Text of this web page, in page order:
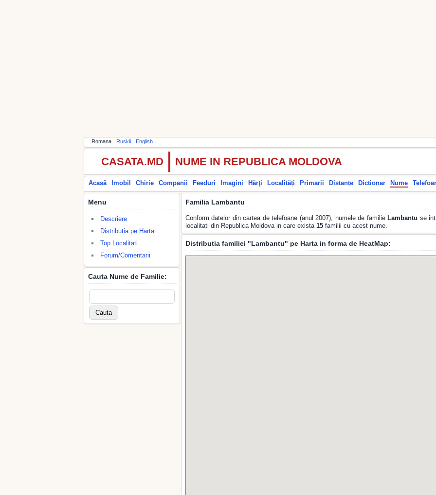
Romana Ruskii English
CASATA.MD NUME IN REPUBLICA MOLDOVA
Acasă Imobil Chirie Companii Feeduri Imagini Hărţi Localități Primarii Distanțe Dictionar Nume
Menu
Descriere
Distributia pe Harta
Top Localitati
Forum/Comentarii
Cauta Nume de Familie:
Familia Lambantu
Conform datelor din cartea de telefoane (anul 2007), numele de familie Lambantu se
localitati din Republica Moldova in care exista 15 familii cu acest nume.
Distributia familiei "Lambantu" pe Harta in forma de HeatMap: